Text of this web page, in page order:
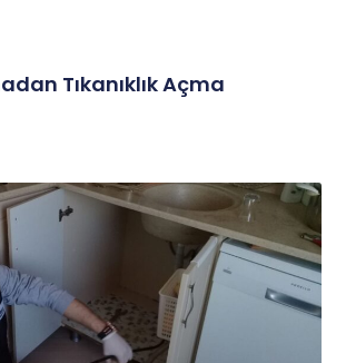
Tıkanıklık Açma